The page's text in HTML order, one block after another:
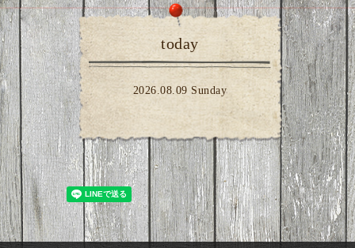
today
2026.08.09 Sunday